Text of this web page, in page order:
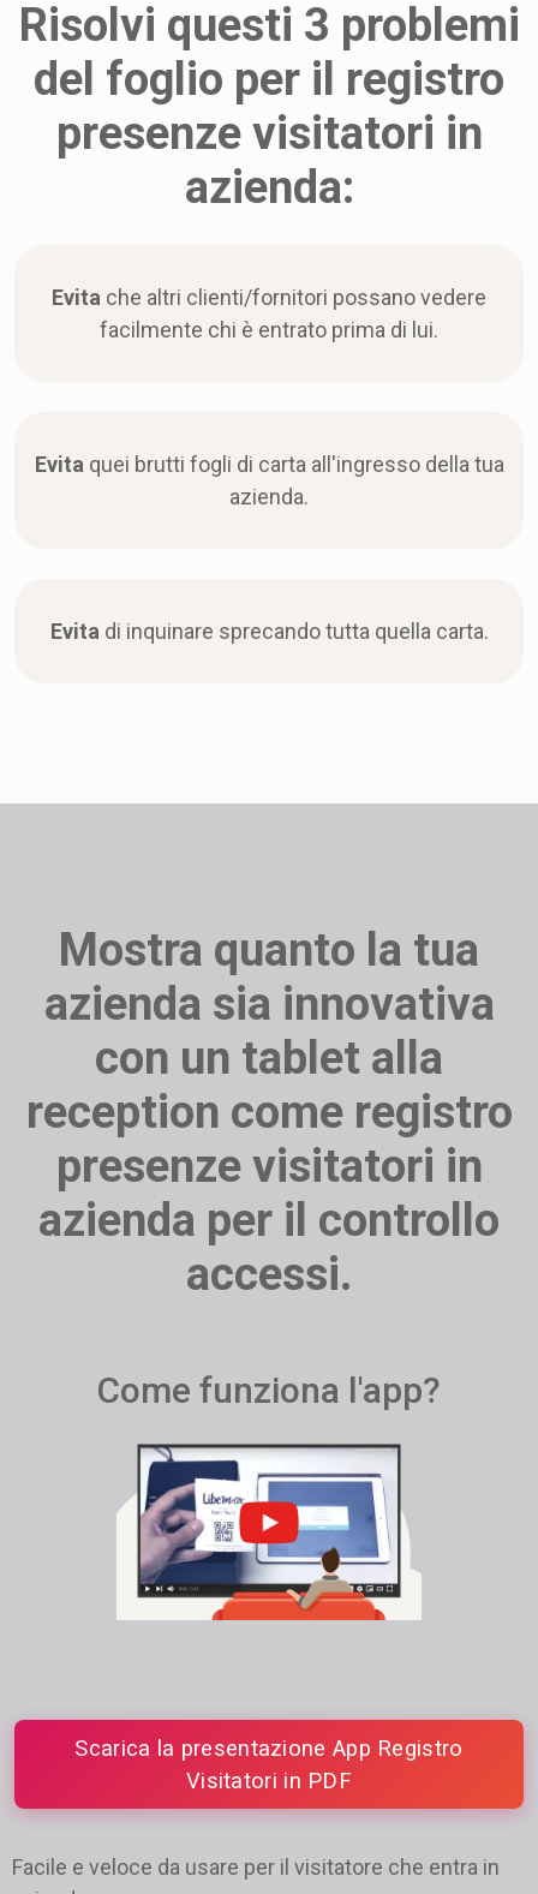
Risolvi questi 3 problemi
del foglio per il registro
presenze visitatori in
azienda:
Evita che altri clienti/fornitori possano vedere
facilmente chi è entrato prima di lui.
Evitaquei brutti fogli di carta all'ingresso della tua
azienda.
Evitadi inquinare sprecando tutta quella carta.
Mostra quanto la tua
azienda sia innovativa
con un tablet alla
reception come registro
presenze visitatori in
azienda per il controllo
accessi.
Come funziona l'app?
Scarica la presentazione App Registro
Visitatori in PDF
Facile e veloce da usare per il visitatore che entra in